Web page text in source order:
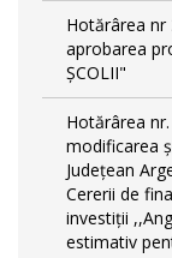
Hotărârea nr
aprobarea
ȘCOLII"
Hotărârea
modificarea
Județean
Cererii de
investiții
estimativ